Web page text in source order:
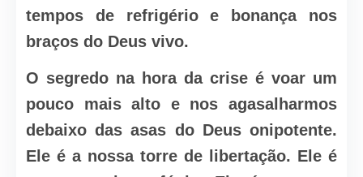
tempos de refrigério e bonança nos
braços do Deus vivo.
O segredo na hora da crise é voar um
pouco mais alto e nos agasalharmos
debaixo das asas do Deus onipotente.
Ele é a nossa torre de libertação. Ele é